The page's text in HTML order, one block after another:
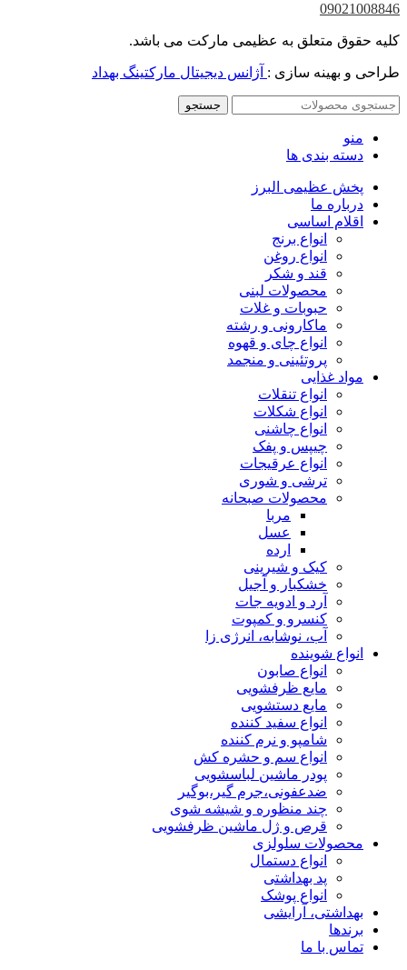
09021008846
کلیه حقوق متعلق به عظیمی مارکت می باشد.
طراحی و بهینه سازی : آژانس دیجیتال مارکتینگ بهداد
جستجو
منو
دسته بندی ها
پخش عظیمی البرز
درباره ما
اقلام اساسی
انواع برنج
انواع روغن
قند و شکر
محصولات لبنی
حبوبات و غلات
ماکارونی و رشته
انواع چای و قهوه
پروتئینی و منجمد
مواد غذایی
انواع تنقلات
انواع شکلات
انواع چاشنی
چیپس و پفک
انواع عرقیجات
ترشی و شوری
محصولات صبحانه
مربا
عسل
ارده
کیک و شیرینی
خشکبار و آجیل
آرد و ادویه جات
کنسرو و کمپوت
آب، نوشابه، انرژی زا
انواع شوینده
انواع صابون
مایع ظرفشویی
مایع دستشویی
انواع سفید کننده
شامپو و نرم کننده
انواع سم و حشره کش
پودر ماشین لباسشویی
ضدعفونی،جرم گیر،بوگیر
چند منظوره و شیشه شوی
قرص و ژل ماشین ظرفشویی
محصولات سلولزی
انواع دستمال
پد بهداشتی
انواع پوشک
بهداشتی، آرایشی
برندها
تماس با ما